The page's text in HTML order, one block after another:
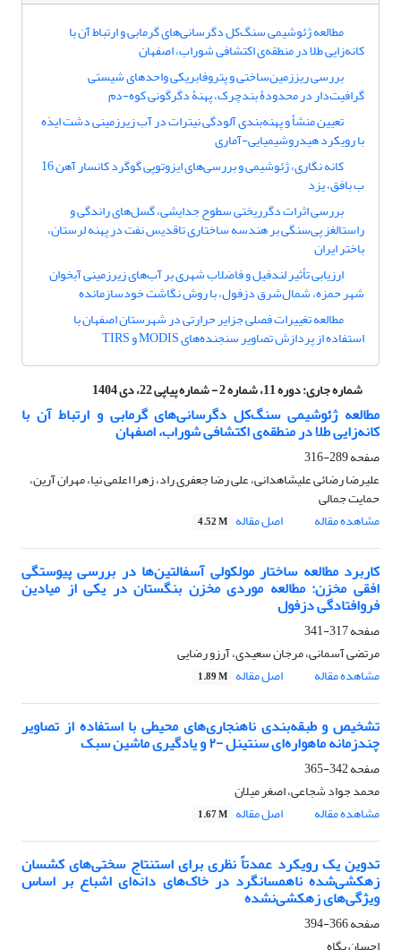
مطالعه ژئوشیمی سنگ‌کل دگرسانی‌های گرمابی و ارتباط آن با
کانه‌زایی طلا در منطقه‌ی اکتشافی شوراب، اصفهان
بررسی ریززمین‌ساختی و پتروفابریکی واحدهای ‌شیستی
گرافیت‌دار در محدودۀ بندچرک، پهنۀ دگرگونی کوه-دم
تعیین منشأ و پهنه‌بندی آلودگی نیترات در آب زیرزمینی دشت ایذه
با رویکرد هیدروشیمیایی-آماری
کانه نگاری، ژئوشیمی و بررسی‌های ایزوتوپی گوگرد کانسار آهن 16
ب بافق، یزد
بررسی اثرات دگرریختی سطوح جدایشی، گسل‌های راندگی و
راستالغز پی‌سنگی بر هندسه ساختاری تاقدیس نفت در پهنه لرستان،
باختر ایران
ارزیابی تأثیر لندفیل و فاضلاب شهری بر آب‌های زیرزمینی آبخوان
شهر حمزه، شمال‌شرق دزفول، با روش نگاشت خود‌سازمان‎ده
مطالعه تغییرات فصلی جزایر حرارتی در شهرستان اصفهان با
استفاده از پردازش تصاویر سنجنده‌های MODIS و TIRS
شماره جاری:دوره 11، شماره 2 - شماره پیاپی 22، دی 1404
مطالعه ژئوشیمی سنگ‌کل دگرسانی‌های گرمابی و ارتباط آن با
کانه‌زایی طلا در منطقه‌ی اکتشافی شوراب، اصفهان
صفحه289-316
علیرضا رضائی علیشاهدانی، علی رضا جعفری راد، زهرا اعلمی نیا، مهران آرین،
حمایت جمالی
مشاهده مقاله
اصل مقاله 4.52 M
کاربرد مطالعه ساختار مولکولی آسفالتین‌ها در بررسی پیوستگی
افقی مخزن: مطالعه موردی مخزن بنگستان در یکی از میادین
فروافتادگی دزفول
صفحه317-341
مرتضی آسمانی، مرجان سعیدی، آرزو رضایی
مشاهده مقاله
اصل مقاله 1.89 M
تشخیص و طبقه‌بندی ناهنجاری‌های محیطی با استفاده از تصاویر
چندزمانه ماهواره‌ای سنتینل -۲ و یادگیری ماشین سبک
صفحه342-365
محمد جواد شجاعی، اصغر میلان
مشاهده مقاله
اصل مقاله 1.67 M
تدوین یک رویکرد عمدتاً نظری برای استنتاج سختی‌های کشسان
زهکشی‌شده ناهمسانگرد در خاک‌های دانه‌ای اشباع بر اساس
ویژگی‌های زهکشی‌نشده
صفحه366-394